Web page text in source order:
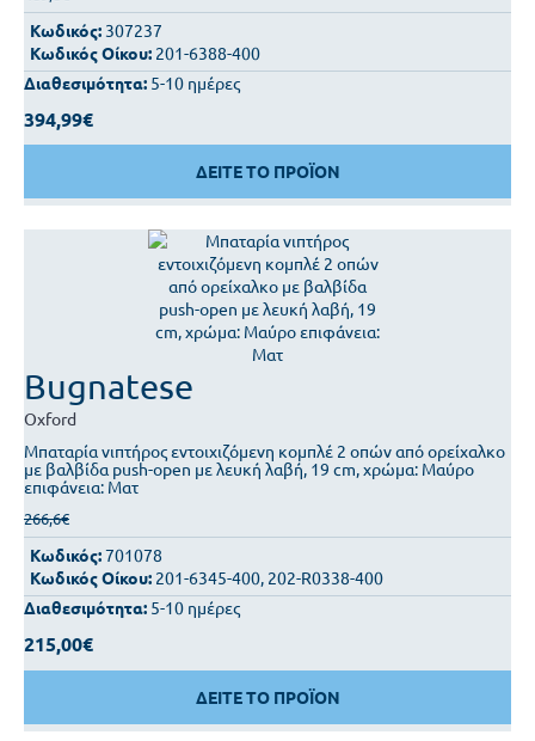
Κωδικός: 307237
Κωδικός Οίκου: 201-6388-400
Διαθεσιμότητα: 5-10 ημέρες
394,99€
ΔΕΙΤΕ ΤΟ ΠΡΟΪΟΝ
Bugnatese
Oxford
Μπαταρία νιπτήρος εντοιχιζόμενη κομπλέ 2 οπών από ορείχαλκο
με βαλβίδα push-open με λευκή λαβή, 19 cm, χρώμα: Μαύρο
επιφάνεια: Ματ
266,6€
Κωδικός:701078
Κωδικός Οίκου: 201-6345-400, 202-R0338-400
Διαθεσιμότητα: 5-10 ημέρες
215,00€
ΔΕΙΤΕ ΤΟ ΠΡΟΪΟΝ